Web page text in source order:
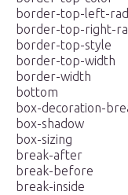
border-top-left-
border-top-right-
border-top-style
border-top-width
border-width
bottom
box-decoration-
box-shadow
box-sizing
break-after
break-before
break-inside